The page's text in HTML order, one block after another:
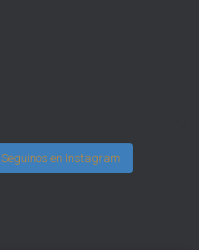
Seguinos en Instagram